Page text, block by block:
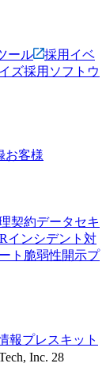
ール
採用イベ
ズ採用ソフトウ
お客様
契約データセキ
インシデント対
ト 脆弱性開示プ
報プレスキット
Inc. 28